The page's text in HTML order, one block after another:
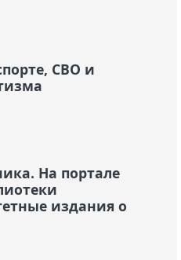
СВО и
На портале
издания о